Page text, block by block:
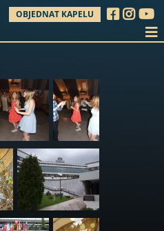
OBJEDNAT KAPELU